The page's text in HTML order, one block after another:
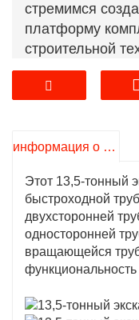
стремимся
платформу
строительной
наш завод!
2. Свяжитесь с
ход.экскаватор
бренда,
экономичности
отвечая
выбросов, и
популярных
здания или
информация о продукте
Этот 13,5-тонный
быстроходной
двухсторонней
односторонней
вращающейся
функциональность